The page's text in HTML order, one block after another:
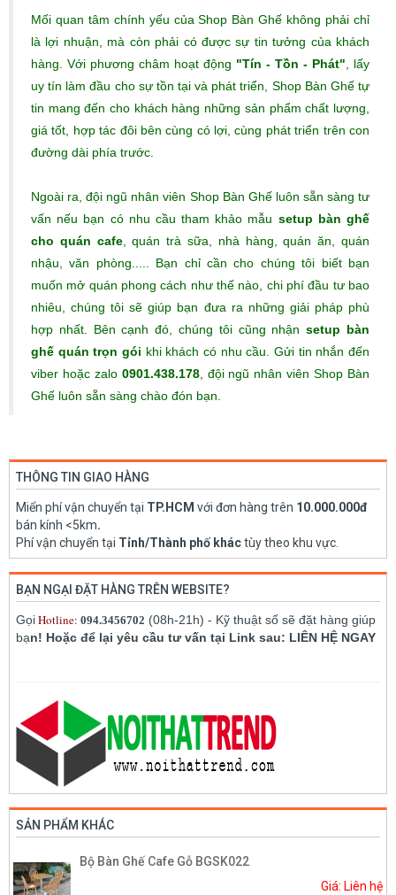
Mối quan tâm chính yếu của Shop Bàn Ghế không phải chỉ
là lợi nhuận, mà còn phải có được sự tin tưởng của khách
hàng. Với phương châm hoạt động "Tín - Tồn - Phát" , lấy
uy tín làm đầu cho sự tồn tại và phát triển, Shop Bàn Ghế tự
tin mang đến cho khách hàng những sản phẩm chất lượng,
giá tốt, hợp tác đôi bên cùng có lợi, cùng phát triển trên con
đường dài phía trước.
Ngoài ra, đội ngũ nhân viên Shop Bàn Ghế luôn sẵn sàng tư
vấn nếu bạn có nhu cầu tham khảo mẫu setup bàn ghế
cho quán cafe, quán trà sữa, nhà hàng, quán ăn, quán
nhậu, văn phòng..... Bạn chỉ cần cho chúng tôi biết bạn
muốn mở quán phong cách như thế nào, chi phí đầu tư bao
nhiêu, chúng tôi sẽ giúp bạn đưa ra những giải pháp phù
hợp nhất. Bên cạnh đó, chúng tôi cũng nhậnsetup bàn
ghế quán trọn gói khi khách có nhu cầu. Gửi tin nhắn đến
viber hoặc zalo 0901.438.178, đội ngũ nhân viên Shop Bàn
Ghế luôn sẵn sàng chào đón bạn.
THÔNG TIN GIAO HÀNG
Miển phí vận chuyển tại TP.HCM với đơn hàng trên 10.000.000đ
bán kính <5km.
Phí vận chuyển tại Tỉnh/Thành phố kháctùy theo khu vực.
BẠN NGẠI ĐẶT HÀNG TRÊN WEBSITE?
GọiHotline: 094.3456702 (08h-21h) - Kỹ thuật số sẽ đặt hàng giúp
bạn! Hoặc để lại yêu cầu tư vấn tại Link sau: LIÊN HỆ NGAY
SẢN PHẨM KHÁC
Bộ Bàn Ghế Cafe Gỗ BGSK022
Giá: Liên hệ